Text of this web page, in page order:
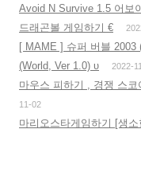
Avoid N Survive 1.5 어보
드래곤볼 게임하기 €
[ MAME ] 슈퍼 버블 2003
(World, Ver 1.0) υ
2022-
마우스 피하기 , 경쟁 스
11-02
마리오스타게임하기 [생